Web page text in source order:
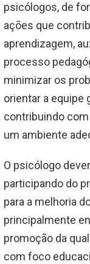
psicólogos, de
ações que
aprendizagem,
processo
minimizar os
orientar a equipe
contribuindo
um ambiente
O psicólogo
participando do
para a melhoria
principalmente
promoção da
com foco